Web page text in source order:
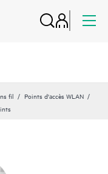
fil
Points d'accès WLAN